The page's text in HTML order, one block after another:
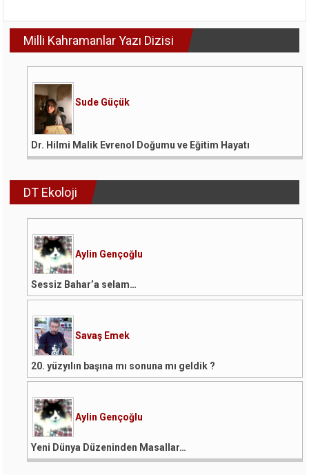
Milli Kahramanlar Yazı Dizisi
Sude Güçük
Dr. Hilmi Malik Evrenol Doğumu ve Eğitim Hayatı
DT Ekoloji
Aylin Gençoğlu
Sessiz Bahar’a selam…
Savaş Emek
20. yüzyılın başına mı sonuna mı geldik ?
Aylin Gençoğlu
Yeni Dünya Düzeninden Masallar…